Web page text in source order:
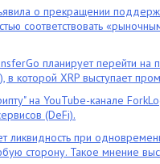
о прекращении
соответствовать
планирует перейти на
в которой XRP выступает
на YouTube-канале
(DeFi).
ликвидность при
сторону. Такое мнение